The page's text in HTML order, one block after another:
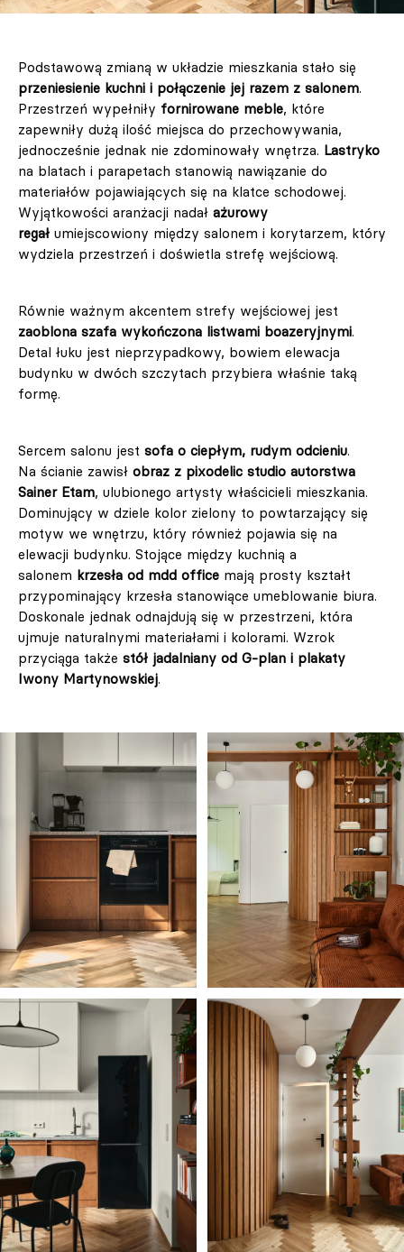
Podstawową zmianą w układzie mieszkania stało się
przeniesienie kuchni i połączenie jej razem z salonem.
Przestrzeń wypełniły fornirowane meble, które
zapewniły dużą ilość miejsca do przechowywania,
jednocześnie jednak nie zdominowały wnętrza. Lastryko
na blatach i parapetach stanowią nawiązanie do
materiałów pojawiających się na klatce schodowej.
Wyjątkowości aranżacji nadał ażurowy
regał umiejscowiony między salonem i korytarzem, który
wydziela przestrzeń i doświetla strefę wejściową.
Równie ważnym akcentem strefy wejściowej jest
zaoblona szafa wykończona listwami boazeryjnymi.
Detal łuku jest nieprzypadkowy, bowiem elewacja
budynku w dwóch szczytach przybiera właśnie taką
formę.
Sercem salonu jest sofa o ciepłym, rudym odcieniu.
Na ścianie zawisł obraz z pixodelic studio autorstwa
Sainer Etam, ulubionego artysty właścicieli mieszkania.
Dominujący w dziele kolor zielony to powtarzający się
motyw we wnętrzu, który również pojawia się na
elewacji budynku. Stojące między kuchnią a
salonem krzesła od mdd office mają prosty kształt
przypominający krzesła stanowiące umeblowanie biura.
Doskonale jednak odnajdują się w przestrzeni, która
ujmuje naturalnymi materiałami i kolorami. Wzrok
przyciąga także stół jadalniany od G-plan i plakaty
Iwony Martynowskiej.